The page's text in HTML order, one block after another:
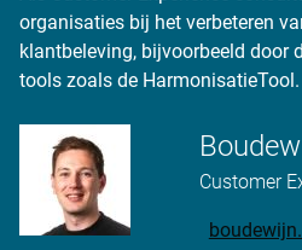
organisaties bij het verbeteren
klantbeleving, bijvoorbeeld door
tools zoals de HarmonisatieTool.
Customer